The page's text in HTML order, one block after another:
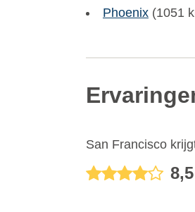
Phoenix (1051
San Francisco
8,5